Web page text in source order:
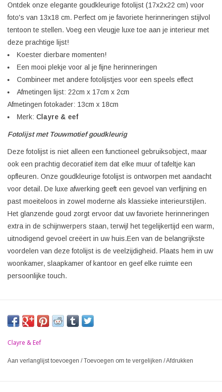
Ontdek onze elegante goudkleurige fotolijst (17x2x22 cm) voor
foto's van 13x18 cm. Perfect om je favoriete herinneringen stijlvol
tentoon te stellen. Voeg een vleugje luxe toe aan je interieur met
deze prachtige lijst!
Koester dierbare momenten!
Een mooi plekje voor al je fijne herinneringen
Combineer met andere fotolijstjes voor een speels effect
Afmetingen lijst: 22cm x 17cm x 2cm
Afmetingen fotokader: 13cm x 18cm
Merk: Clayre & eef
Fotolijst met Touwmotief goudkleurig
Deze fotolijst is niet alleen een functioneel gebruiksobject, maar
ook een prachtig decoratief item dat elke muur of tafeltje kan
opfleuren. Onze goudkleurige fotolijst is ontworpen met aandacht
voor detail. De luxe afwerking geeft een gevoel van verfijning en
past moeiteloos in zowel moderne als klassieke interieurstijlen.
Het glanzende goud zorgt ervoor dat uw favoriete herinneringen
extra in de schijnwerpers staan, terwijl het tegelijkertijd een warm,
uitnodigend gevoel creëert in uw huis.Een van de belangrijkste
voordelen van deze fotolijst is de veelzijdigheid. Plaats hem in uw
woonkamer, slaapkamer of kantoor en geef elke ruimte een
persoonlijke touch.
Clayre & Eef
Aan verlanglijst toevoegen /Toevoegen om te vergelijken /Afdrukken